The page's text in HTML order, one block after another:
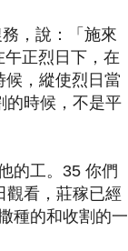
，說：「施來
午正烈日下，在
， 縱使烈日當
的時候，不是平
的工。35 你們
觀看，莊稼已經
種的和收割的一